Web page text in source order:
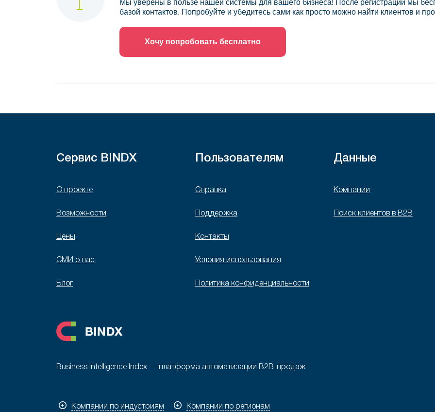
Мы уверены в пользе нашей системы для вашего бизнеса! После регистрации мы
базой контактов. Попробуйте и убедитесь сами как просто можно найти клиентов и
Хочу попробовать бесплатно
Сервис BINDX
О проекте
Возможности
Цены
СМИ о нас
Блог
Пользователям
Справка
Поддержка
Контакты
Условия использования
Политика конфиденциальности
Данные
Компании
Поиск клиентов в B2B
Business Intelligence Index — платформа автоматизации B2B-продаж
Компании по индустриям Компании по регионам